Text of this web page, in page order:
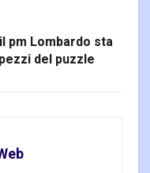
il pm Lombardo sta
del puzzle